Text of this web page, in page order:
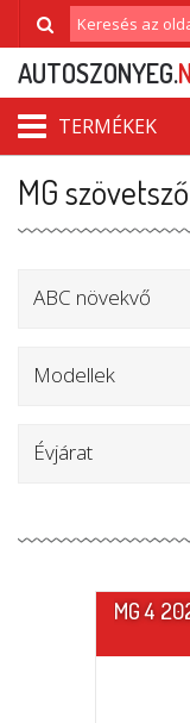
AUTOSZONYEG.
TERMÉKEK
MG
ABC növekvő
Modellek
Évjárat
MG 4